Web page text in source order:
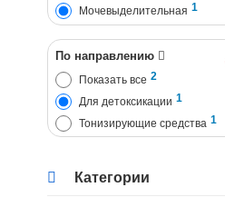
Мочевыделительная 1
По направлению
Показать все 2
Для детоксикации 1
Тонизирующие средства 1
Категории